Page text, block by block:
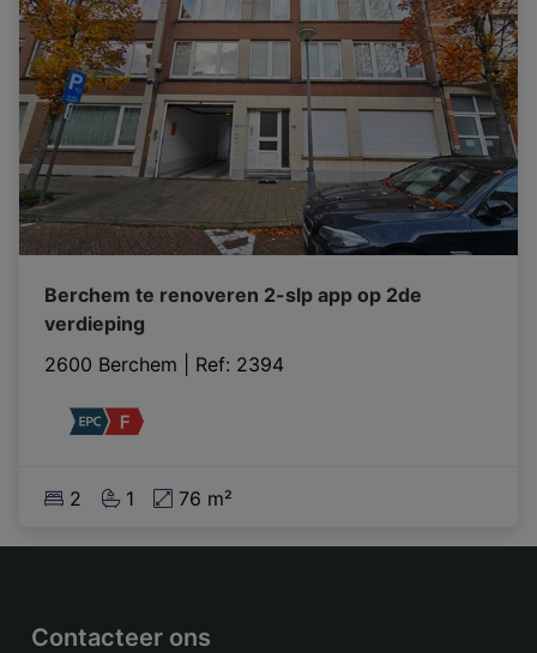
Berchem te renoveren 2-slp app op 2de
verdieping
2600 Berchem
Ref: 2394
2 1 76 m²
Contacteer ons